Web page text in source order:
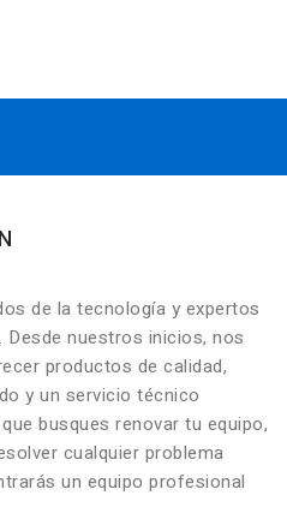
de la tecnología y expertos
nuestros inicios, nos
productos de calidad,
y un servicio técnico
busques renovar tu equipo,
cualquier problema
un equipo profesional